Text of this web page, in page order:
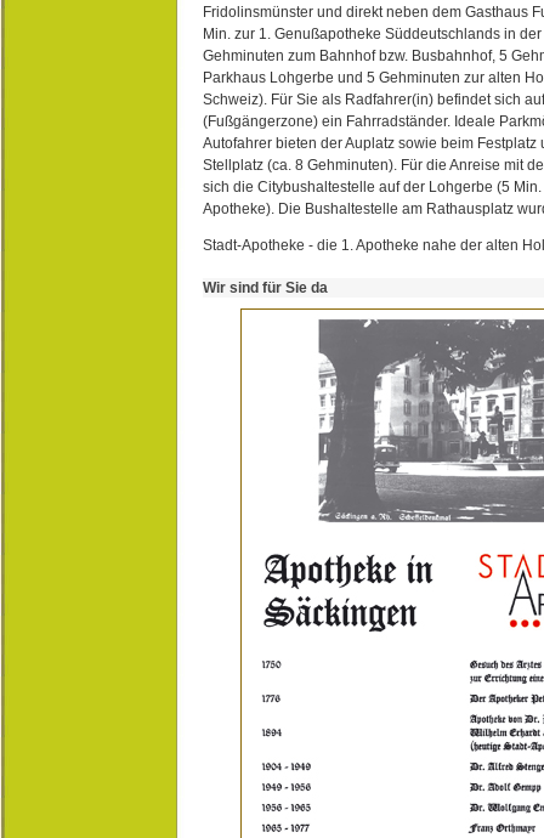
Fridolinsmünster und direkt neben dem Gasthaus
Min. zur 1. Genußapotheke Süddeutschlands in
Gehminuten zum Bahnhof bzw. Busbahnhof, 5
Parkhaus Lohgerbe und 5 Gehminuten zur alten
Schweiz). Für Sie als Radfahrer(in) befindet sich
(Fußgängerzone) ein Fahrradständer. Ideale
Autofahrer bieten der Auplatz sowie beim Festplatz
Stellplatz (ca. 8 Gehminuten). Für die Anreise mit
sich die Citybushaltestelle auf der Lohgerbe (5
Apotheke). Die Bushaltestelle am Rathausplatz
Stadt-Apotheke - die 1. Apotheke nahe der alten
Wir sind für Sie da